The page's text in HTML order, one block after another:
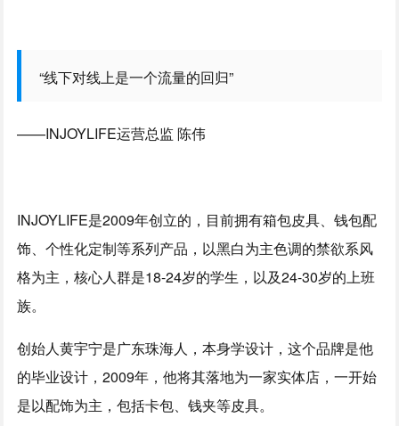
“线下对线上是一个流量的回归”
——INJOYLIFE运营总监 陈伟
INJOYLIFE是2009年创立的，目前拥有箱包皮具、钱包配
饰、个性化定制等系列产品，以黑白为主色调的禁欲系风
格为主，核心人群是18-24岁的学生，以及24-30岁的上班
族。
创始人黄宇宁是广东珠海人，本身学设计，这个品牌是他
的毕业设计，2009年，他将其落地为一家实体店，一开始
是以配饰为主，包括卡包、钱夹等皮具。